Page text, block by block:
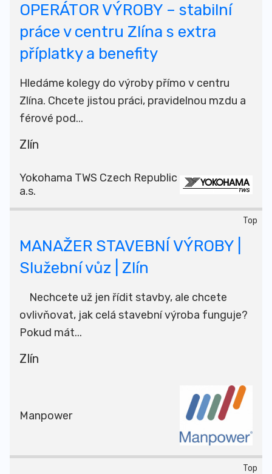
OPERÁTOR VÝROBY – stabilní
práce v centru Zlína s extra
příplatky a benefity
Hledáme kolegy do výroby přímo v centru
Zlína. Chcete jistou práci, pravidelnou mzdu a
férové pod...
Zlín
Yokohama TWS Czech Republic
a.s.
Top
MANAŽER STAVEBNÍ VÝROBY |
Služební vůz | Zlín
Nechcete už jen řídit stavby, ale chcete
ovlivňovat, jak celá stavební výroba funguje?
Pokud mát...
Zlín
Manpower
Top